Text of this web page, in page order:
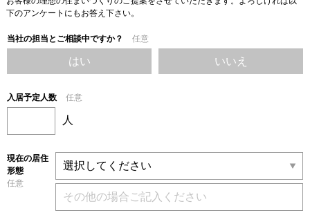
下のアンケートにもお答え下さい。
当社の担当とご相談中ですか？ 任意
はい いいえ
入居予定人数 任意
人
現在の居住
形態
任意